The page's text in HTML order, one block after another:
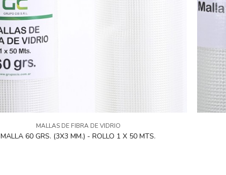
MALLAS DE FIBRA DE VIDRIO
MALLA 60 GRS. (3X3 MM.) - ROLLO 1 X 50 MTS.